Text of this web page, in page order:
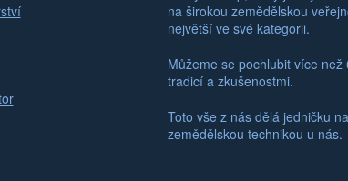
na širokou zemědělskou
největší ve své kategorii.
Můžeme se pochlubit více než
tradicí a zkušenostmi.
Toto vše z nás dělá jedničku
zemědělskou technikou u nás.